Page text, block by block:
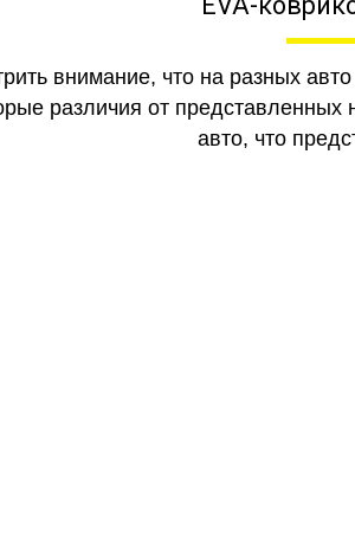
внимание, что на разных
различия от
авто, что